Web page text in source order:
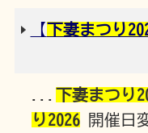
【 下妻まつり
下妻まつり
り2026開催日